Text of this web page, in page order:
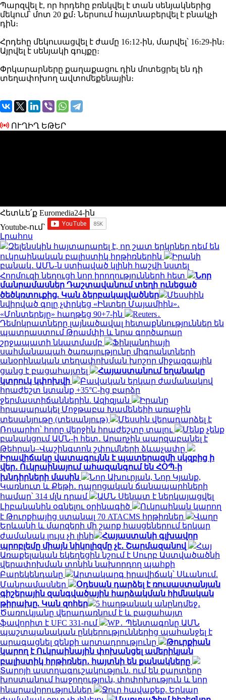
Պարզվել է, որ հրդեհը բռնկվել է տան սենյակներից
մեկում՝ մոտ 20 քմ։ Ներսում հայտնաբերվել է բնակչի
դին։
Հրդեհը մեկուսացվել է ժամը 16։12-ին, մարվել՝ 16։29-ին։
Այրվել է սենյակի գույքը։
Փրկարարները քաղաքացու դին մոտեցրել են դի
տեղափոխող ավտոմեքենային։
ՈՒՂԻՂ ԵԹԵՐ
Հետևե՛ք Euromedia24-ին
Youtube-ում`
Լրահոս
Զելենսկին հայտարարել է, որ շատ երկրներ դեմ են
ուկրաինական բալիստիկ հրթիռներին
Իրանի
բանակ․ ԱՄՆ-ն ստիպված կլինի հաշվի նստել
Հորմուզի նեղուցի նոր իրողությունների հետ
Նոր
մանրամասներ Դաշտավանում տեղի ունեցած
ծեծկռտուքից. Կան ձերբակալվածներ
Մեսսիին
նվիրված գոլը չփրկեց «Ինտեր Մայամիին»․
«Մոնտերեյը» հաղթեց 90+7-ին
Reuters․
Դեմոկրատները լայնածավալ հետաքննություններ են
պատրաստում Թրամփի և նրա գործարար
շրջապատի նկատմամբ
Ֆինլանդիայի
սահմանապահ ծառայությունը միգրանտների
անօրինական տեղափոխման խոշոր միջազգային
ցանց է բացահայտել
Հայաստանում եղանակը
կտրուկ կփոխվի
Բավական երկար ժամանակով
հրաժեշտ կտանք +35°C-ից բարձր
ջերմաստիճաններին. Ազիզյան
Իրանը
հրապարակել Մոջթաբա Խամենեիի առաջին
տեսանյութը (տեսանյութ)
Մեսսին վերադարձել է
Ռոսարիո՝ հորը վերջին հրաժեշտը տալու
Մենք չենք
բանակցում ԱՄՆ-ի հետ․ Արաղչին պարզաբանել է
Թեհրան–Վաշինգտոն շփումների ձևաչափը
Իրավիճակը վատագույնն է պատերազմի սկզբից ի
վեր․ Ուկրաինայում ահազանգում են ՀՕՊ-ի
խնդիրների մասին
Նոր Ախուրյան, Նոր Կյանք,
Կառնուտ և Քեթի․ դպրոցական ճանապարհների
համար՝ 314 մլն դրամ
ԱՄՆ Սենատ է ներկայացվել
Լիբանանին օգնելու օրինագիծ
Ուկրաինան կարող
է Թուրքիայից ստանալ 70 ATACMS հրթիռներ
Վաղը
Երևանի և մարզերի մի շարք հասցեներում երկար
ժամանակ լույս չի լինի
Հայաստանի գլխավոր
պրոբլեմը միայն նիկոլիզմը չէ․ Շարմազանով
Հայ
Առաքելական եկեղեցին նշում է Սուրբ Աստվածածնի
վերափոխման տոնին նախորդող պահքի
Բարեկենդանը
Արտակարգ իրավիճակ՝ Սևանում.
Մանրամասներ
Օդեսան դարձել է ռուսաստանյան
գիշերային զանգվածային հարձակման հիմնական
թիրախը. Կան զոհեր
5 հաղթանակ անընդմեջ․
Ծառուկյանը վերադառնում է և բացահայտ
ֆավորիտ է UFC 331-ում
WP․ Պենտագոնը ԱՄՆ
պաշտպանական ընկերություններից պահանջել է
արագացնել զենքի արտադրությունը
Թուրքիան
կարող է Ուկրաինային փոխանցել ամերիկյան
բալիստիկ հրթիռներ․ հայտնի են քանակները
Տարոյի աստղագուշակություն. ում են քարտերը
խոստանում հաջողություն, փոփոխություն և նոր
հնարավորություններ
Ջուր հավաքեք. Երկար